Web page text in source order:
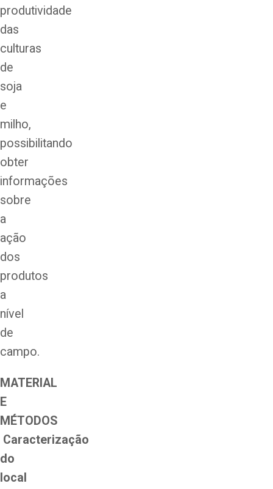
produtividade
das
culturas
de
soja
e
milho,
possibilitando
obter
informações
sobre
a
ação
dos
produtos
a
nível
de
campo.
MATERIAL
E
MÉTODOS
Caracterização
do
local